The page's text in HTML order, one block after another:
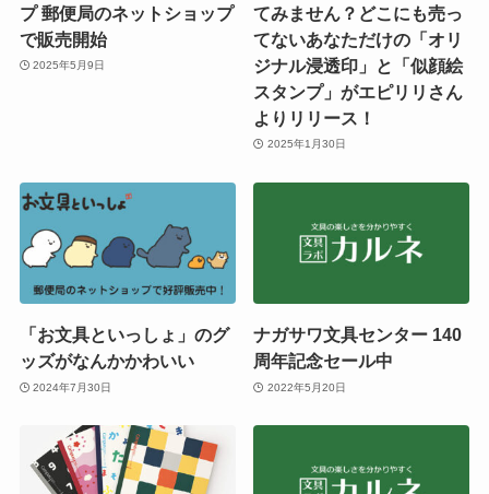
プ 郵便局のネットショップ
で販売開始
2025年5月9日
てみません？どこにも売っ
てないあなただけの「オリ
ジナル浸透印」と「似顔絵
スタンプ」がエピリリさん
よりリリース！
2025年1月30日
「お文具といっしょ」のグ
ッズがなんかかわいい
2024年7月30日
ナガサワ文具センター 140
周年記念セール中
2022年5月20日